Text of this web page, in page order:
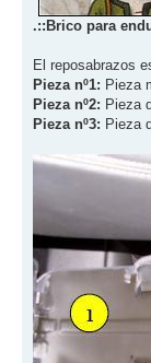
.::Brico para
El reposabrazos
Pieza nº1: Pieza
Pieza nº2: Pieza
Pieza nº3: Pieza